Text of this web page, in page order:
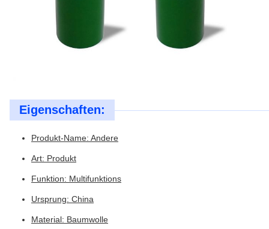
Eigenschaften:
Produkt-Name: Andere
Art: Produkt
Funktion: Multifunktions
Ursprung: China
Material: Baumwolle